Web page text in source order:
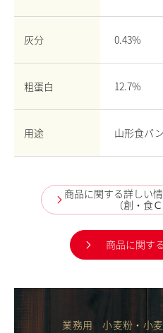
灰分 0.43%
粗蛋白 12.7%
用途 山形食パ
商品に関する詳しい
（創・食
商品に関す
業務用 小麦粉・小